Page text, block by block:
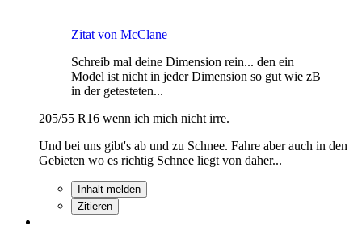
Zitat von McClane
Schreib mal deine Dimension rein... den ein
Model ist nicht in jeder Dimension so gut wie zB
in der getesteten...
205/55 R16 wenn ich mich nicht irre.
Und bei uns gibt's ab und zu Schnee. Fahre aber auch in den
Gebieten wo es richtig Schnee liegt von daher...
Inhalt melden
Zitieren